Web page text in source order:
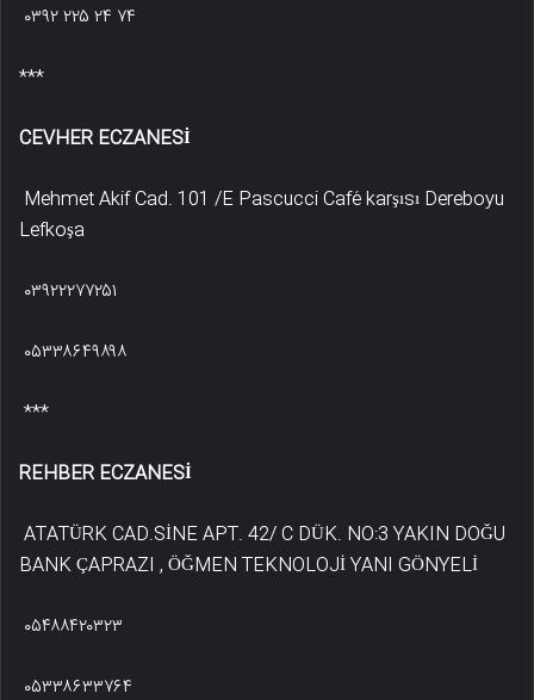
۰۳۹۲ ۲۲۵ ۲۴ ۷۴
***
CEVHER ECZANESİ
Mehmet Akif Cad. 101 /E Pascucci Café karşısı Dereboyu
Lefkoşa
۰۳۹۲۲۲۷۷۲۵۱
۰۵۳۳۸۶۴۹۸۹۸
***
REHBER ECZANESİ
ATATÜRK CAD.SİNE APT. 42/ C DÜK. NO:3 YAKIN DOĞU
BANK ÇAPRAZI , ÖĞMEN TEKNOLOJİ YANI GÖNYELİ
۰۵۴۸۸۴۲۰۳۲۳
۰۵۳۳۸۶۳۳۷۶۴